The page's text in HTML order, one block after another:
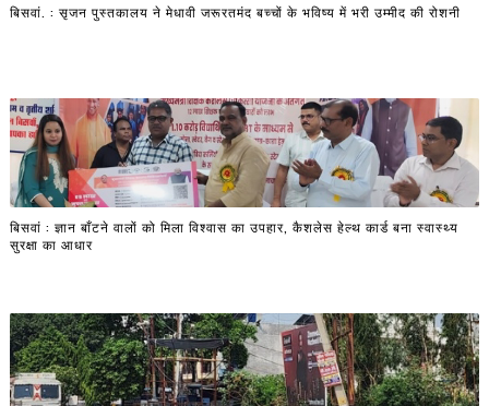
बिसवां. : सृजन पुस्तकालय ने मेधावी जरूरतमंद बच्चों के भविष्य में भरी उम्मीद की रोशनी
बिसवां : ज्ञान बाँटने वालों को मिला विश्वास का उपहार, कैशलेस हेल्थ कार्ड बना स्वास्थ्य
सुरक्षा का आधार